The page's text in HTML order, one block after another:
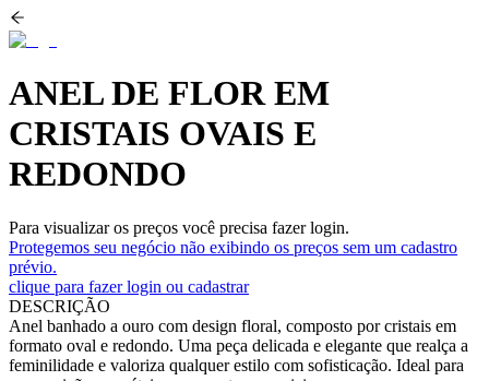
ANEL DE FLOR EM
CRISTAIS OVAIS E
REDONDO
Para visualizar os preços você precisa fazer login.
Protegemos seu negócio não exibindo os preços sem um cadastro
prévio.
clique para fazer login ou cadastrar
DESCRIÇÃO
Anel banhado a ouro com design floral, composto por cristais em
formato oval e redondo. Uma peça delicada e elegante que realça a
feminilidade e valoriza qualquer estilo com sofisticação. Ideal para